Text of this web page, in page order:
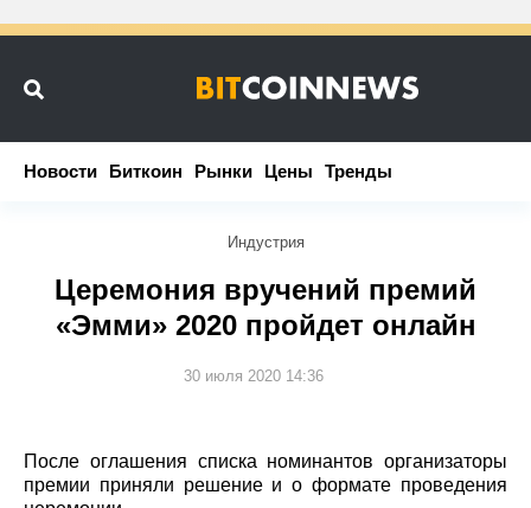
Новости Биткоин Рынки Цены Тренды
Новости Биткоин Рынки Цены Тренды
Индустрия
Церемония вручений премий
«Эмми» 2020 пройдет онлайн
30 июля 2020 14:36
После оглашения списка номинантов организаторы
премии приняли решение и о формате проведения